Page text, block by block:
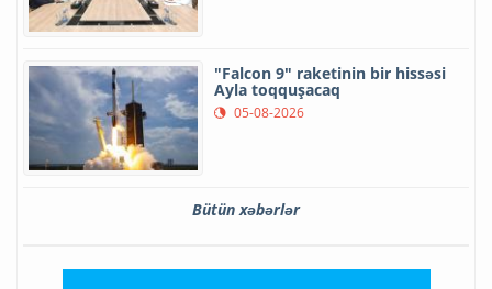
"Falcon 9" raketinin bir hissəsi
Ayla toqquşacaq
05-08-2026
Bütün xəbərlər